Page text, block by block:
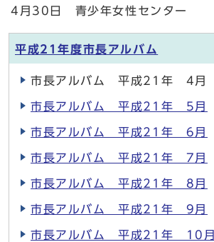
4月30日 青少年女性センター
平成21年度市長アルバム
市長アルバム 平成21年 4月
市長アルバム 平成21年 5月
市長アルバム 平成21年 6月
市長アルバム 平成21年 7月
市長アルバム 平成21年 8月
市長アルバム 平成21年 9月
市長アルバム 平成21年 10月